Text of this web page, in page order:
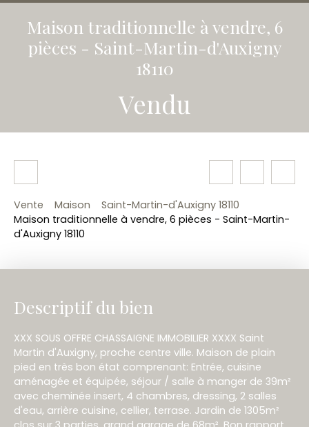
Maison traditionnelle à vendre, 6
pièces - Saint-Martin-d'Auxigny
18110
Vendu
Vente Maison
Saint-Martin-d'Auxigny 18110
Maison traditionnelle à vendre, 6 pièces - Saint-Martin-
d'Auxigny 18110
Descriptif du bien
XXX SOUS OFFRE CHASSAIGNE IMMOBILIER XXXX Saint
Martin d'Auxigny, proche centre ville. Maison de plain
pied en très bon état comprenant: Entrée, cuisine
aménagée et équipée, séjour / salle à manger de 39m²
avec cheminée insert, 4 chambres, dressing, 2 salles
d'eau, arrière cuisine, cellier, terrase. Jardin de 1305m²